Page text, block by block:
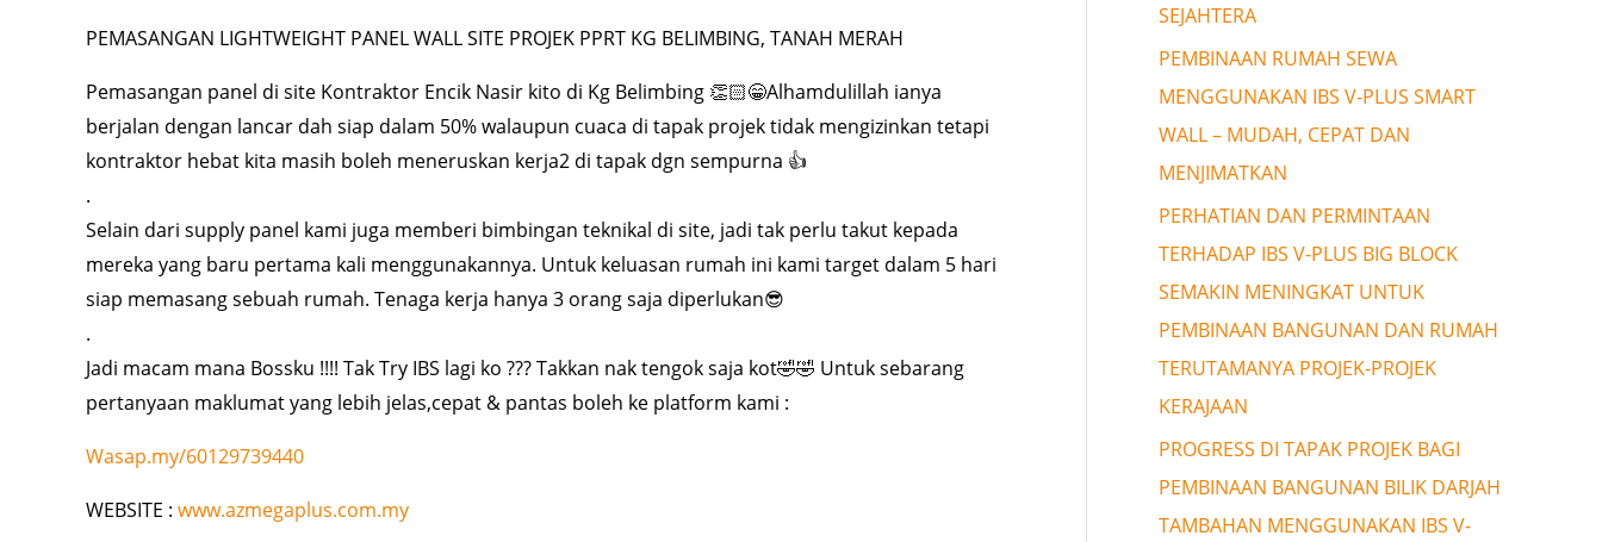
PEMASANGAN LIGHTWEIGHT PANEL WALL SITE PROJEK PPRT KG BELIMBING, TANAH MERAH
Pemasangan panel di site Kontraktor Encik Nasir kito di Kg Belimbing 👏🏻😁Alhamdulillah ianya
berjalan dengan lancar dah siap dalam 50% walaupun cuaca di tapak projek tidak mengizinkan tetapi
kontraktor hebat kita masih boleh meneruskan kerja2 di tapak dgn sempurna 👍
.
Selain dari supply panel kami juga memberi bimbingan teknikal di site, jadi tak perlu takut kepada
mereka yang baru pertama kali menggunakannya. Untuk keluasan rumah ini kami target dalam 5 hari
siap memasang sebuah rumah. Tenaga kerja hanya 3 orang saja diperlukan😎
.
Jadi macam mana Bossku !!!! Tak Try IBS lagi ko ??? Takkan nak tengok saja kot🤣🤣 Untuk sebarang
pertanyaan maklumat yang lebih jelas,cepat & pantas boleh ke platform kami :
Wasap.my/60129739440
WEBSITE : www.azmegaplus.com.my
SEJAHTERA
PEMBINAAN RUMAH SEWA
MENGGUNAKAN IBS V-PLUS SMART
WALL – MUDAH, CEPAT DAN
MENJIMATKAN
PERHATIAN DAN PERMINTAAN
TERHADAP IBS V-PLUS BIG BLOCK
SEMAKIN MENINGKAT UNTUK
PEMBINAAN BANGUNAN DAN RUMAH
TERUTAMANYA PROJEK-PROJEK
KERAJAAN
PROGRESS DI TAPAK PROJEK BAGI
PEMBINAAN BANGUNAN BILIK DARJAH
TAMBAHAN MENGGUNAKAN IBS V-